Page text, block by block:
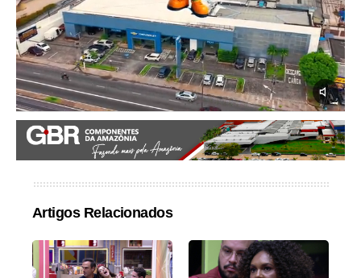
Artigos Relacionados